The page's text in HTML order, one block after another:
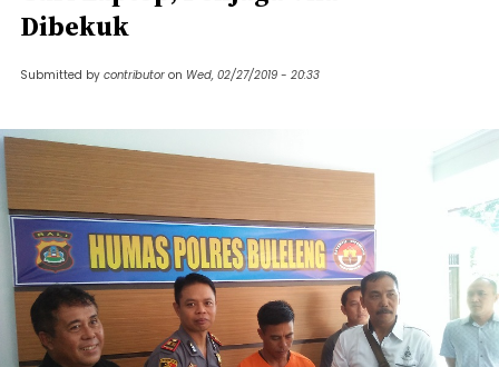
Dibekuk
Submitted by contributor on Wed, 02/27/2019 - 20:33